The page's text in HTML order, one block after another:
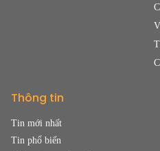
Thông tin
Tin mới nhất
Tin phổ biến